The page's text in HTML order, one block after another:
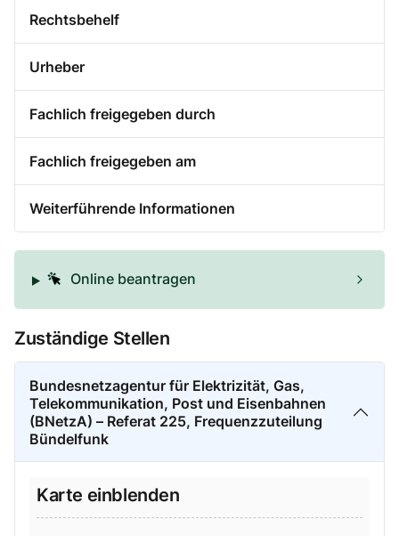
Rechtsbehelf
Urheber
Fachlich freigegeben durch
Fachlich freigegeben am
Weiterführende Informationen
Online beantragen
Zuständige Stellen
Bundesnetzagentur für Elektrizität, Gas,
Telekommunikation, Post und Eisenbahnen
(BNetzA) – Referat 225, Frequenzzuteilung
Bündelfunk
Karte einblenden